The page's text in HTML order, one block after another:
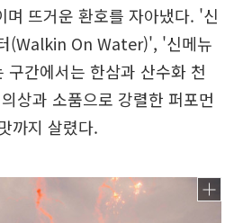
며 뜨거운 환호를 자아냈다. '신
(Walkin On Water)', '신메뉴
간에서는 한삼과 산수화 천
상과 소품으로 강렬한 퍼포먼
까지 살렸다.